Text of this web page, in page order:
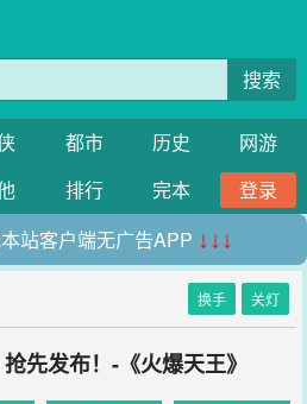
搜索
都市 历史
网游
排行 完本
登录
站客户端无广告APP ↓↓↓
换手 关灯
先发布！-《火爆天王》